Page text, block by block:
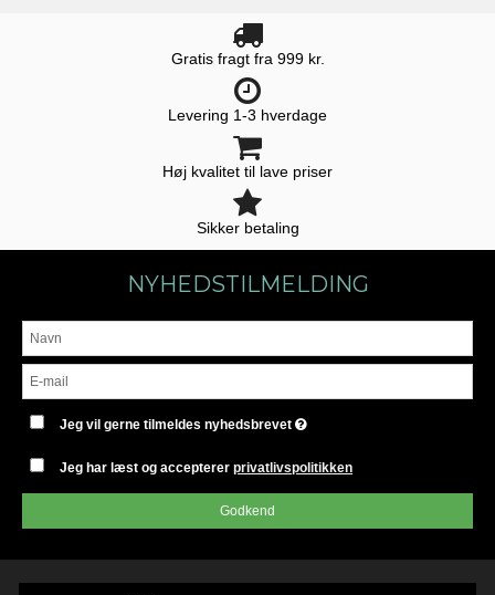
Gratis fragt fra 999 kr.
Levering 1-3 hverdage
Høj kvalitet til lave priser
Sikker betaling
NYHEDSTILMELDING
Jeg vil gerne tilmeldes nyhedsbrevet
Jeg har læst og acceptererprivatlivspolitikken
Godkend